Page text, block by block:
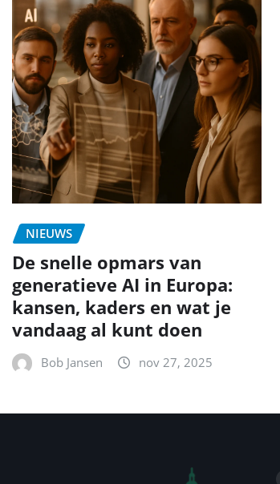
NIEUWS
De snelle opmars van
generatieve AI in Europa:
kansen, kaders en wat je
vandaag al kunt doen
Bob Jansen nov 27, 2025